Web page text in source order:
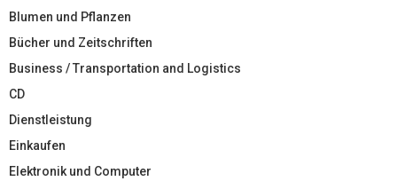
Blumen und Pflanzen
Bücher und Zeitschriften
Business / Transportation and Logistics
CD
Dienstleistung
Einkaufen
Elektronik und Computer